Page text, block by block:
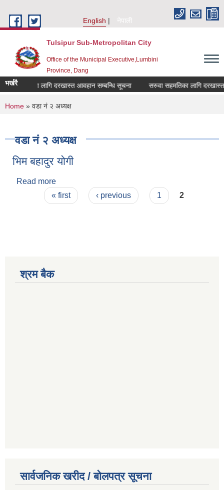
English
नेपाली
Tulsipur Sub-Metropolitan City
Office of the Municipal Executive,Lumbini
Province, Dang
भर्खरै
सहमतिका लागि दरखास्त आवहान सम्बन्धि सूचना सरुवा सहमतिका लागि दरखास्त
You are here
Home » वडा नं २ अध्यक्ष
वडा नं २ अध्यक्ष
भिम बहादुर योगी
Read more
Pages« first ‹ previous 1 2
श्रम बैक
सार्वजनिक खरीद / बोलपत्र सूचना